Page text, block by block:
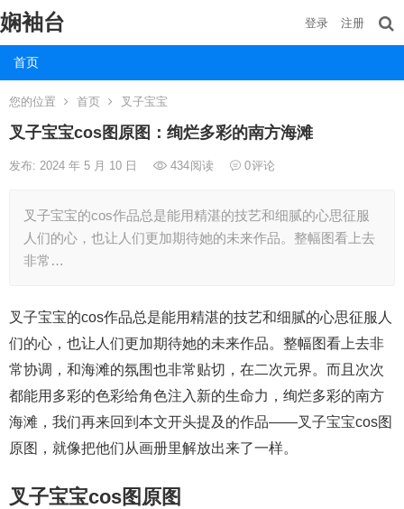
娴袖台
首页
登录 注册
您的位置 首页 叉子宝宝
叉子宝宝cos图原图：绚烂多彩的南方海滩
发布: 2024 年 5 月 10 日 434阅读 0评论
叉子宝宝的cos作品总是能用精湛的技艺和细腻的心思征服
人们的心，也让人们更加期待她的未来作品。整幅图看上去
非常…
叉子宝宝的cos作品总是能用精湛的技艺和细腻的心思征服人
们的心，也让人们更加期待她的未来作品。整幅图看上去非
常协调，和海滩的氛围也非常贴切，在二次元界。而且次次
都能用多彩的色彩给角色注入新的生命力，绚烂多彩的南方
海滩，我们再来回到本文开头提及的作品——叉子宝宝cos图
原图，就像把他们从画册里解放出来了一样。
叉子宝宝cos图原图